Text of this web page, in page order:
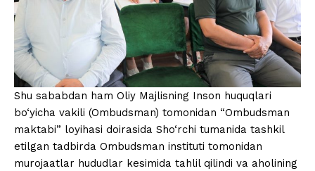
Shu sababdan ham Oliy Majlisning Inson huquqlari
bo‘yicha vakili (Ombudsman) tomonidan “Ombudsman
maktabi” loyihasi doirasida Sho‘rchi tumanida tashkil
etilgan tadbirda Ombudsman instituti tomonidan
murojaatlar hududlar kesimida tahlil qilindi va aholining